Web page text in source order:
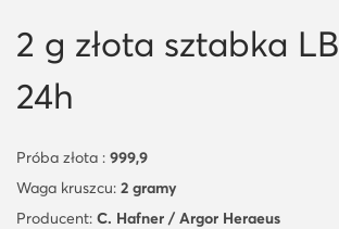
2 g złota sztabka
24h
Próba złota : 999,9
Waga kruszcu: 2 gramy
Producent: C. Hafner / Argor Heraeus